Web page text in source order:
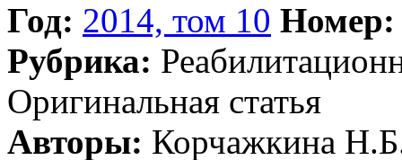
Год: 2014, том 10 Номер:
Рубрика:
Оригинальная статья
Авторы: Корчажкина